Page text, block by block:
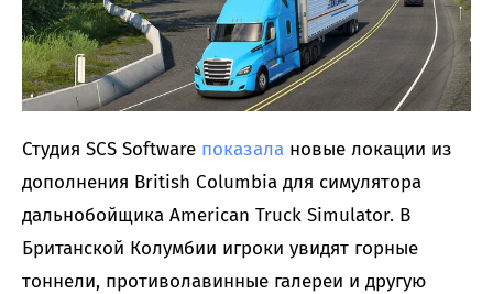
Студия SCS Software показала новые локации из
дополнения British Columbia для симулятора
дальнобойщика American Truck Simulator. В
Британской Колумбии игроки увидят горные
тоннели, противолавинные галереи и другую